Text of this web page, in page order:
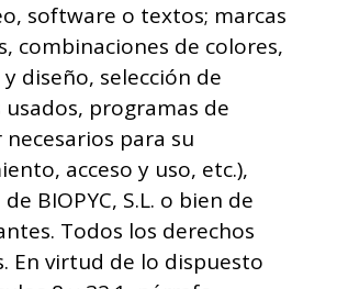
software o textos; marcas
combinaciones de colores,
diseño, selección de
programas de
para su
acceso y uso, etc.),
BIOPYC, S.L. o bien de
Todos los derechos
En virtud de lo dispuesto